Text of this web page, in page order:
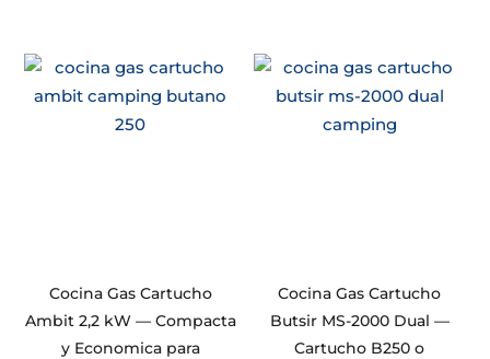
Cocina Gas Cartucho
Ambit 2,2 kW — Compacta
y Economica para
Cocina Gas Cartucho
Butsir MS-2000 Dual —
Cartucho B250 o